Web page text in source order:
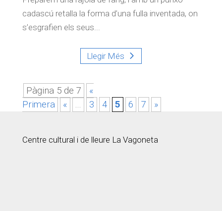
cadascú retalla la forma d’una fulla inventada, on
s’esgrafien els seus...
Llegir Més
Pàgina 5 de 7
«
Primera
« ... 3 4 5 6 7 »
Centre cultural i de lleure La Vagoneta